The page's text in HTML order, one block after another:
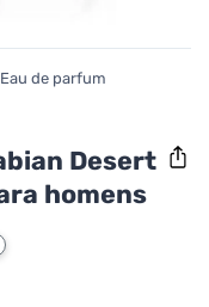
Eau de parfum
Desert
homens